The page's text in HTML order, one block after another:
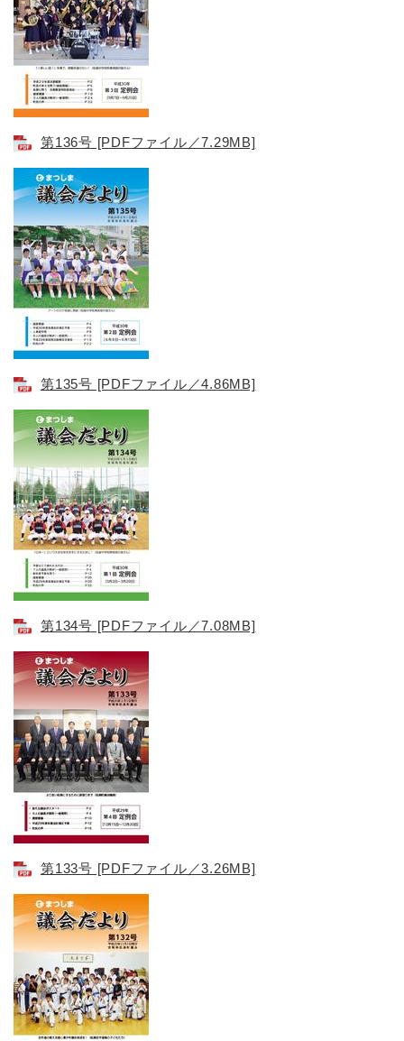
第136号 [PDFファイル／7.29MB]
第135号 [PDFファイル／4.86MB]
第134号 [PDFファイル／7.08MB]
第133号​ [PDFファイル／3.26MB]